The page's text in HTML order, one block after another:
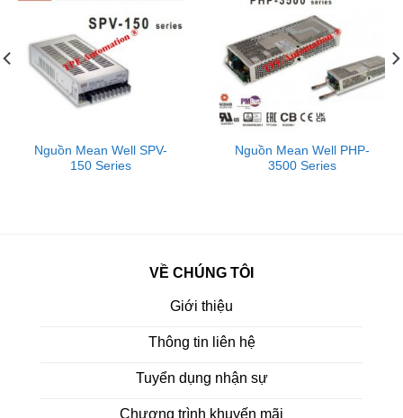
Nguồn Mean Well SPV-
150 Series
Nguồn Mean Well PHP-
3500 Series
VỀ CHÚNG TÔI
Giới thiệu
Thông tin liên hệ
Tuyển dụng nhận sự
Chương trình khuyến mãi